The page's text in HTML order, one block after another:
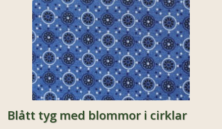
Blått tyg med blommor i cirklar